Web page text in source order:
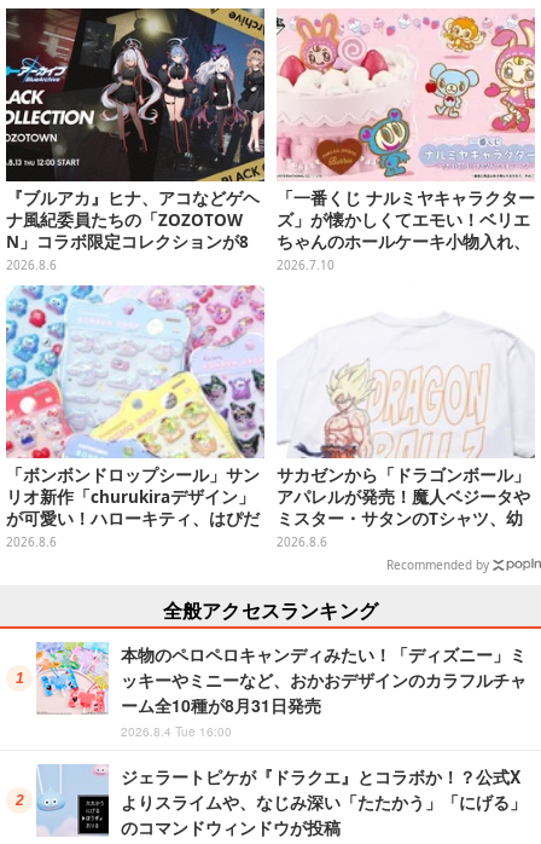
『ブルアカ』ヒナ、アコなどゲヘ
ナ風紀委員たちの「ZOZOTOW
N」コラボ限定コレクションが8
月13日より販売開始
2026.8.6
「一番くじ ナルミヤキャラクター
ズ」が懐かしくてエモい！ベリエ
ちゃんのホールケーキ小物入れ、
ナカムラくんのマスコットなど全
2026.7.10
「ボンボンドロップシール」サン
リオ新作「churukiraデザイン」
が可愛い！ハローキティ、はぴだ
んぶいなど全8種類が順次展開
2026.8.6
サカゼンから「ドラゴンボール」
アパレルが発売！魔人ベジータや
ミスター・サタンのTシャツ、幼
少期悟空のパーカーなど幅広いデ
2026.8.6
Recommended by
全般アクセスランキング
本物のペロペロキャンディみたい！「ディズニー」ミ
ッキーやミニーなど、おかおデザインのカラフルチャ
ーム全10種が8月31日発売
2026.8.4 Tue 16:00
ジェラートピケが『ドラクエ』とコラボか！？公式X
よりスライムや、なじみ深い「たたかう」「にげる」
のコマンドウィンドウが投稿